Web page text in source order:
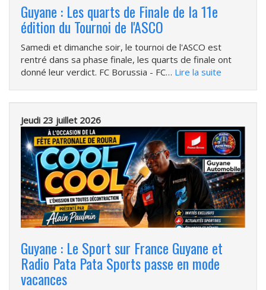
Guyane : Les quarts de Finale de la 11e
édition du Tournoi de l'ASCO
Samedi et dimanche soir, le tournoi de l'ASCO est
rentré dans sa phase finale, les quarts de finale ont
donné leur verdict. FC Borussia - FC… Lire la suite
Jeudi 23 juillet 2026
Guyane : Le Sport sur France Guyane et
Radio Pata Pata Sports passe en mode
vacances